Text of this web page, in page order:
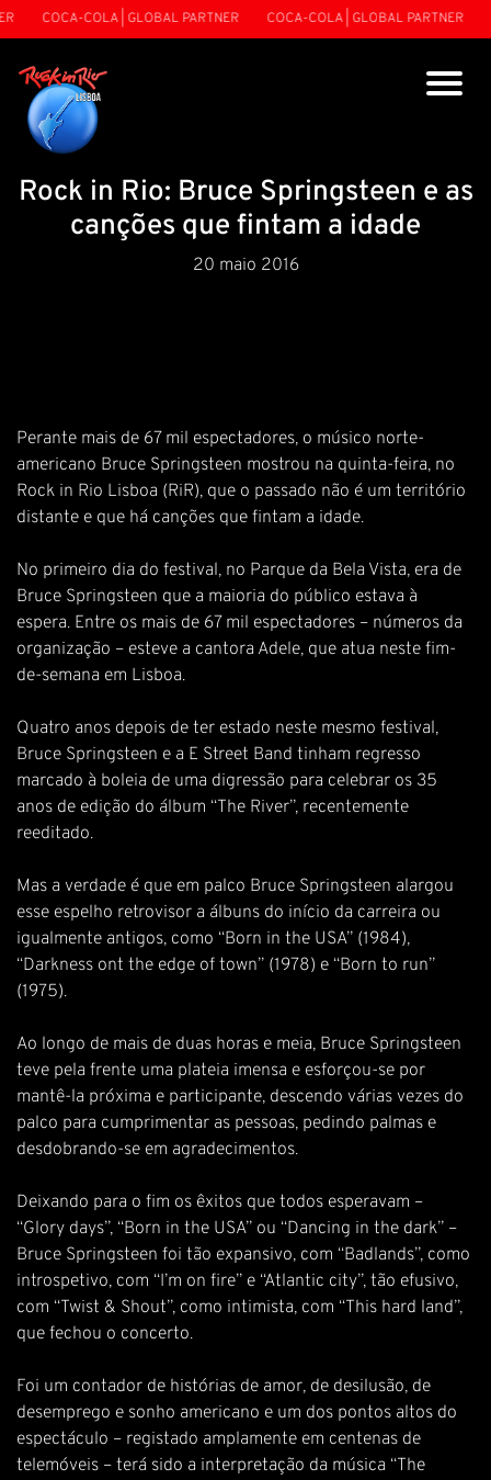
COCA-COLA | GLOBAL PARTNER COCA-COLA | GLOBAL PARTNER
Rock in Rio: Bruce Springsteen e as
canções que fintam a idade
20 maio 2016
Perante mais de 67 mil espectadores, o músico norte-
americano Bruce Springsteen mostrou na quinta-feira, no
Rock in Rio Lisboa (RiR), que o passado não é um território
distante e que há canções que fintam a idade.
No primeiro dia do festival, no Parque da Bela Vista, era de
Bruce Springsteen que a maioria do público estava à
espera. Entre os mais de 67 mil espectadores – números da
organização – esteve a cantora Adele, que atua neste fim-
de-semana em Lisboa.
Quatro anos depois de ter estado neste mesmo festival,
Bruce Springsteen e a E Street Band tinham regresso
marcado à boleia de uma digressão para celebrar os 35
anos de edição do álbum “The River”, recentemente
reeditado.
Mas a verdade é que em palco Bruce Springsteen alargou
esse espelho retrovisor a álbuns do início da carreira ou
igualmente antigos, como “Born in the USA” (1984),
“Darkness ont the edge of town” (1978) e “Born to run”
(1975).
Ao longo de mais de duas horas e meia, Bruce Springsteen
teve pela frente uma plateia imensa e esforçou-se por
mantê-la próxima e participante, descendo várias vezes do
palco para cumprimentar as pessoas, pedindo palmas e
desdobrando-se em agradecimentos.
Deixando para o fim os êxitos que todos esperavam –
“Glory days”, “Born in the USA” ou “Dancing in the dark” –
Bruce Springsteen foi tão expansivo, com “Badlands”, como
introspetivo, com “I’m on fire” e “Atlantic city”, tão efusivo,
com “Twist & Shout”, como intimista, com “This hard land”,
que fechou o concerto.
Foi um contador de histórias de amor, de desilusão, de
desemprego e sonho americano e um dos pontos altos do
espectáculo – registado amplamente em centenas de
telemóveis – terá sido a interpretação da música “The